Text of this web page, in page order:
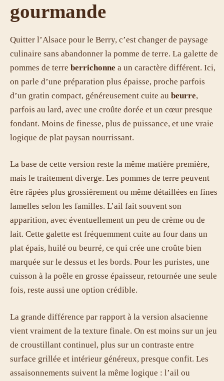
gourmande
Quitter l’Alsace pour le Berry, c’est changer de paysage
culinaire sans abandonner la pomme de terre. La galette de
pommes de terre berrichonne a un caractère différent. Ici,
on parle d’une préparation plus épaisse, proche parfois
d’un gratin compact, généreusement cuite au beurre,
parfois au lard, avec une croûte dorée et un cœur presque
fondant. Moins de finesse, plus de puissance, et une vraie
logique de plat paysan nourrissant.
La base de cette version reste la même matière première,
mais le traitement diverge. Les pommes de terre peuvent
être râpées plus grossièrement ou même détaillées en fines
lamelles selon les familles. L’ail fait souvent son
apparition, avec éventuellement un peu de crème ou de
lait. Cette galette est fréquemment cuite au four dans un
plat épais, huilé ou beurré, ce qui crée une croûte bien
marquée sur le dessus et les bords. Pour les puristes, une
cuisson à la poêle en grosse épaisseur, retournée une seule
fois, reste aussi une option crédible.
La grande différence par rapport à la version alsacienne
vient vraiment de la texture finale. On est moins sur un jeu
de croustillant continuel, plus sur un contraste entre
surface grillée et intérieur généreux, presque confit. Les
assaisonnements suivent la même logique : l’ail ou